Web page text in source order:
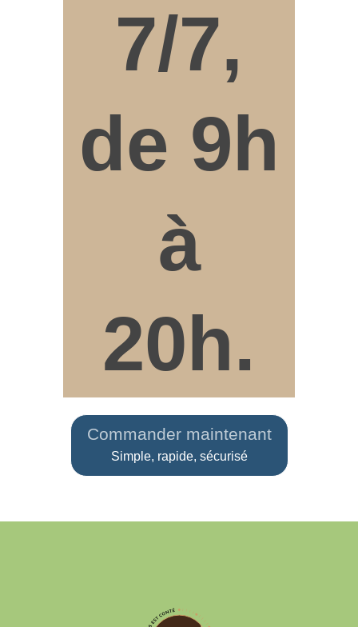
7/7,
de 9h
à
20h.
Commander maintenant
Simple, rapide, sécurisé